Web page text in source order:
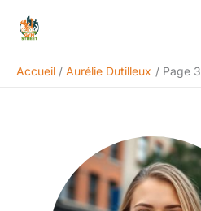
Accueil
Aurélie Dutilleux Page 3